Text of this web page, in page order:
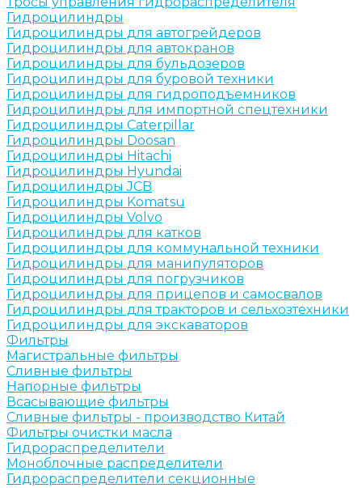
Гидроцилиндры
Гидроцилиндры для автогрейдеров
Гидроцилиндры для автокранов
Гидроцилиндры для бульдозеров
Гидроцилиндры для буровой техники
Гидроцилиндры для гидроподъемников
Гидроцилиндры для импортной спецтехники
Гидроцилиндры Caterpillar
Гидроцилиндры Doosan
Гидроцилиндры Hitachi
Гидроцилиндры Hyundai
Гидроцилиндры JCB
Гидроцилиндры Komatsu
Гидроцилиндры Volvo
Гидроцилиндры для катков
Гидроцилиндры для коммунальной техники
Гидроцилиндры для манипуляторов
Гидроцилиндры для погрузчиков
Гидроцилиндры для прицепов и самосвалов
Гидроцилиндры для тракторов и сельхозтехники
Гидроцилиндры для экскаваторов
Фильтры
Магистральные фильтры
Сливные фильтры
Напорные фильтры
Всасывающие фильтры
Сливные фильтры - производство Китай
Фильтры очистки масла
Гидрораспределители
Моноблочные распределители
Гидрораспределители секционные